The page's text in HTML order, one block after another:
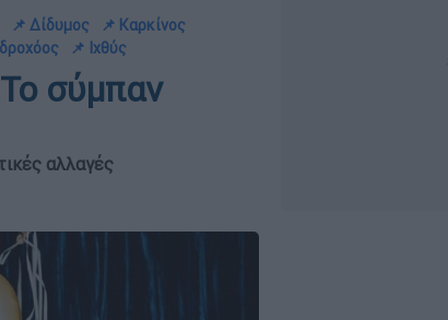
📌 Δίδυμος
📌 Καρκίνος
📌 Ιχθύς
σύμπαν
αλλαγές